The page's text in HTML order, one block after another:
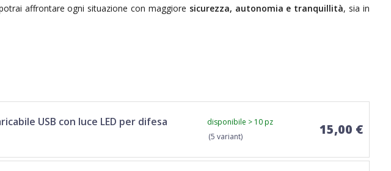
affrontare ogni situazione con maggiore sicurezza, autonomia e tranquillità, sia in
USB con luce LED per difesa
disponibile > 10 pz
(5 variant)
15,00 €